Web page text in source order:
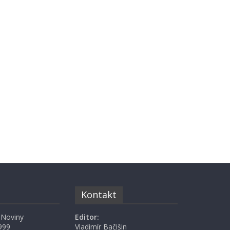
Kontakt
Editor:
Vladimír Bačišin